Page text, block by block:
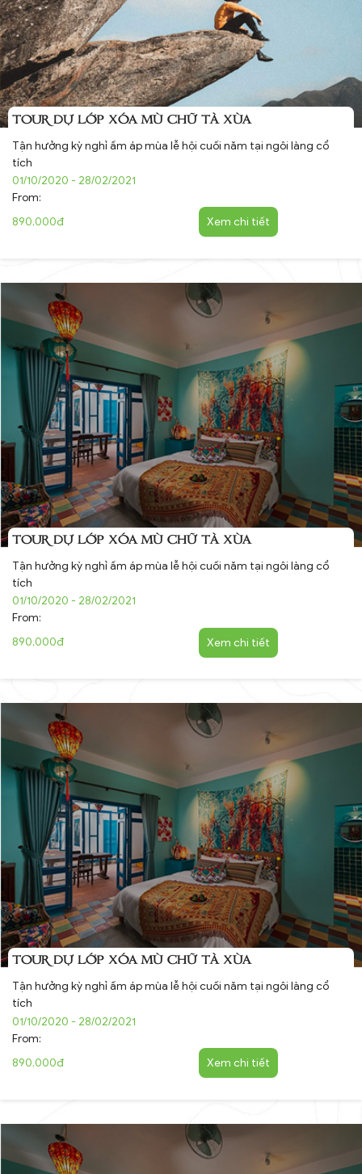
TOUR DỰ LỚP XÓA MÙ CHỮ TÀ XÙA
Tận hưởng kỳ nghỉ ấm áp mùa lễ hội cuối năm tại ngôi làng cổ
tích
01/10/2020 - 28/02/2021
From:
890,000đ
Xem chi tiết
TOUR DỰ LỚP XÓA MÙ CHỮ TÀ XÙA
Tận hưởng kỳ nghỉ ấm áp mùa lễ hội cuối năm tại ngôi làng cổ
tích
01/10/2020 - 28/02/2021
From:
890,000đ
Xem chi tiết
TOUR DỰ LỚP XÓA MÙ CHỮ TÀ XÙA
Tận hưởng kỳ nghỉ ấm áp mùa lễ hội cuối năm tại ngôi làng cổ
tích
01/10/2020 - 28/02/2021
From:
890,000đ
Xem chi tiết